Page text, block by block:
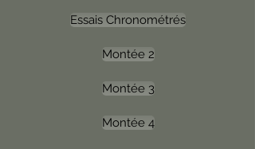
Essais Chronométrés
Montée 2
Montée 3
Montée 4